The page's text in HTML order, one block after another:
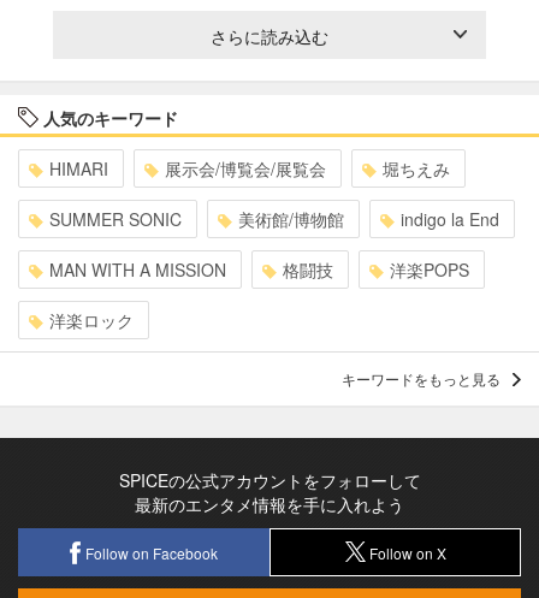
さらに読み込む
人気のキーワード
HIMARI 展示会/博覧会/展覧会 堀ちえみ
SUMMER SONIC 美術館/博物館 indigo la End
MAN WITH A MISSION 格闘技 洋楽POPS
洋楽ロック
キーワードをもっと見る
SPICEの公式アカウントをフォローして
最新のエンタメ情報を手に入れよう
Follow on Facebook Follow on X